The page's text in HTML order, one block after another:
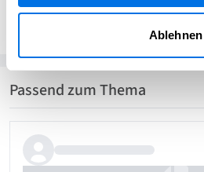
Ablehnen
Passend zum Thema